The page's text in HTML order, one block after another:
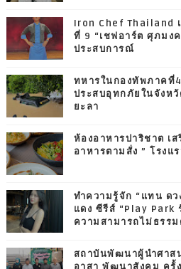
Iron Chef Thailand
ที่ 9 “เชฟอาร์ต ศุภมง
ประสบการณ์
ทหารในกองทัพภาคที่
ประสบอุทกภัยในจังห
ยะลา
ห้องอาหารปาริชาต เ
อาหารตามสั่ง ” โรง
ทำความรู้จัก “แทน ดว
แดง ซีรีส์ “Play Park
ความสามารถไม่ธรรม
สถาบันพัฒนาผู้นำศาส
อาสา พัฒนาสังคม ครั้